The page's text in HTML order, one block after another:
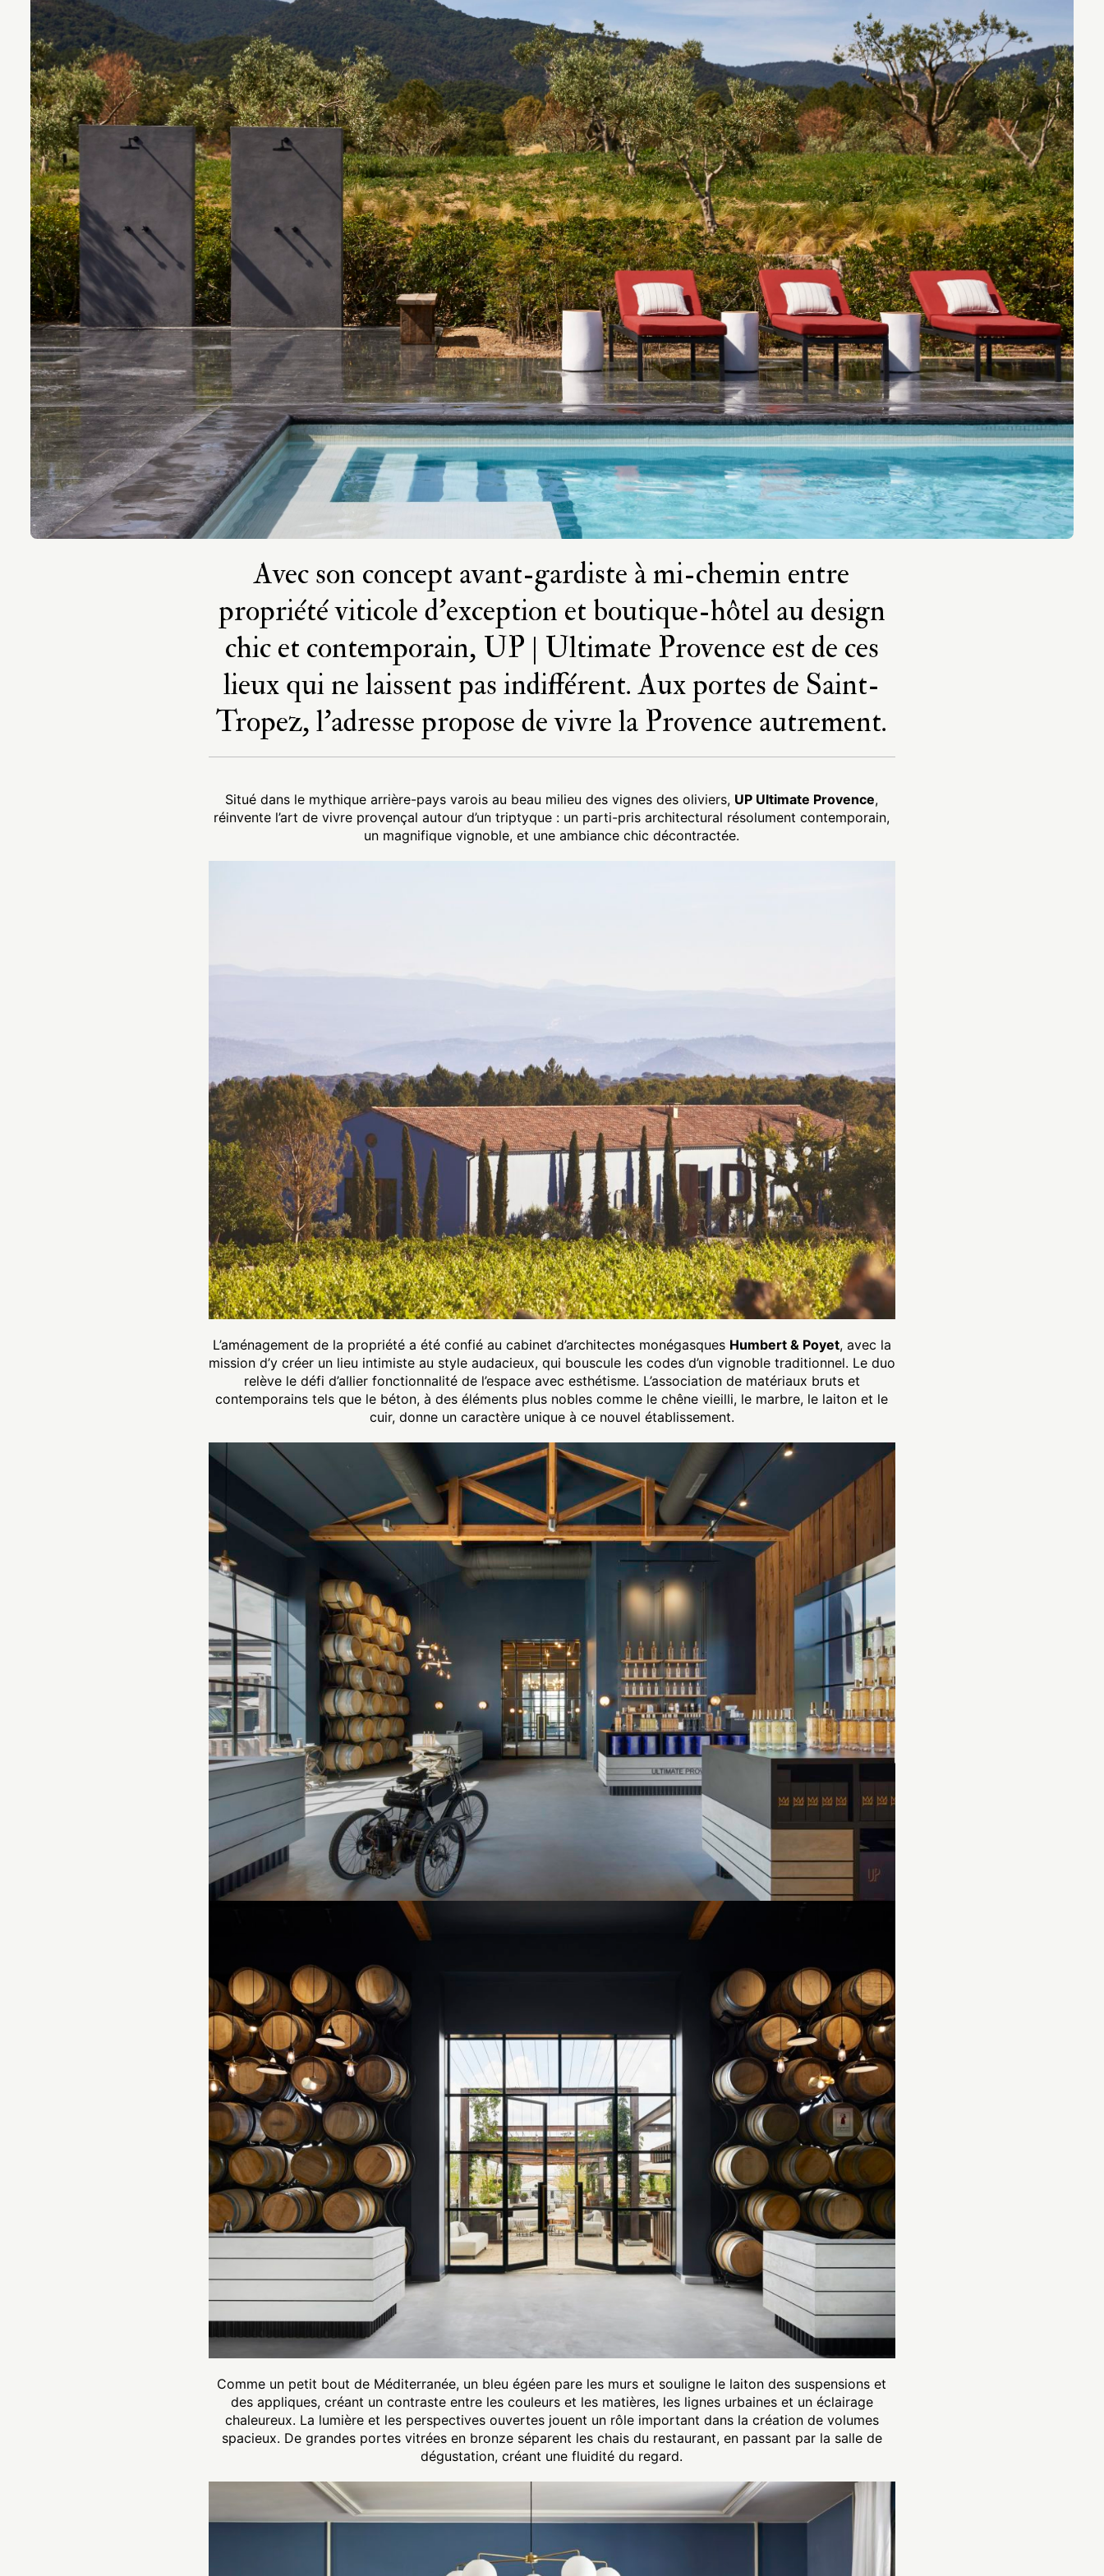
Avec son concept avant-gardiste à mi-chemin entre
propriété viticole d’exception et boutique-hôtel au design
chic et contemporain, UP | Ultimate Provence est de ces
lieux qui ne laissent pas indifférent. Aux portes de Saint-
Tropez, l’adresse propose de vivre la Provence autrement.
Situé dans le mythique arrière-pays varois au beau milieu des vignes des oliviers, UP Ultimate Provence,
réinvente l’art de vivre provençal autour d’un triptyque : un parti-pris architectural résolument contemporain,
un magnifique vignoble, et une ambiance chic décontractée.
L’aménagement de la propriété a été confié au cabinet d’architectes monégasques Humbert & Poyet, avec la
mission d’y créer un lieu intimiste au style audacieux, qui bouscule les codes d’un vignoble traditionnel. Le duo
relève le défi d’allier fonctionnalité de l’espace avec esthétisme. L’association de matériaux bruts et
contemporains tels que le béton, à des éléments plus nobles comme le chêne vieilli, le marbre, le laiton et le
cuir, donne un caractère unique à ce nouvel établissement.
Comme un petit bout de Méditerranée, un bleu égéen pare les murs et souligne le laiton des suspensions et
des appliques, créant un contraste entre les couleurs et les matières, les lignes urbaines et un éclairage
chaleureux. La lumière et les perspectives ouvertes jouent un rôle important dans la création de volumes
spacieux. De grandes portes vitrées en bronze séparent les chais du restaurant, en passant par la salle de
dégustation, créant une fluidité du regard.